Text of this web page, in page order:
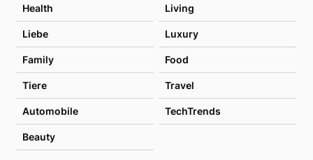
Health Living
Liebe Luxury
Family Food
Tiere Travel
Automobile TechTrends
Beauty